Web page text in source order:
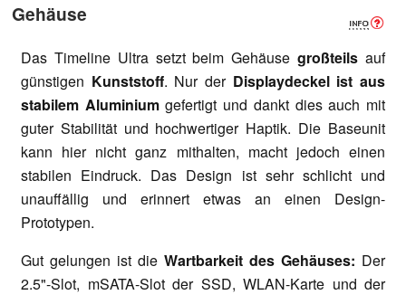
Gehäuse
Das Timeline Ultra setzt beim Gehäusegroßteilsauf
günstigen Kunststoff. Nur der Displaydeckel ist aus
stabilem Aluminiumgefertigt und dankt dies auch mit
guter Stabilität und hochwertiger Haptik. Die Baseunit
kann hier nicht ganz mithalten, macht jedoch einen
stabilen Eindruck. Das Design ist sehr schlicht und
unauffällig und erinnert etwas an einen Design-
Prototypen.
Gut gelungen ist die Wartbarkeit des Gehäuses: Der
2.5"-Slot, mSATA-Slot der SSD, WLAN-Karte und der